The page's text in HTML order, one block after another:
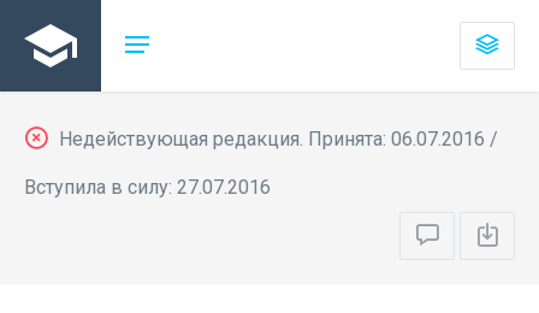
Недействующая редакция. Принята: 06.07.2016 /
Вступила в силу: 27.07.2016